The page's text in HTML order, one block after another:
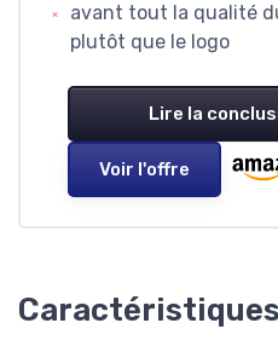
avant tout la qualité
plutôt que le logo
Lire la
Voir l'offre
Caractéristiques